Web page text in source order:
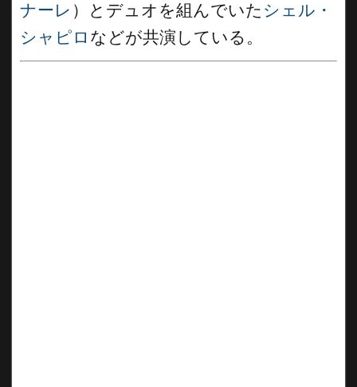
ナーレ ）とデュオを組んでいた シェル・
シャピロ などが共演している。